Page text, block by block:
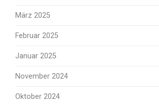
März 2025
Februar 2025
Januar 2025
November 2024
Oktober 2024